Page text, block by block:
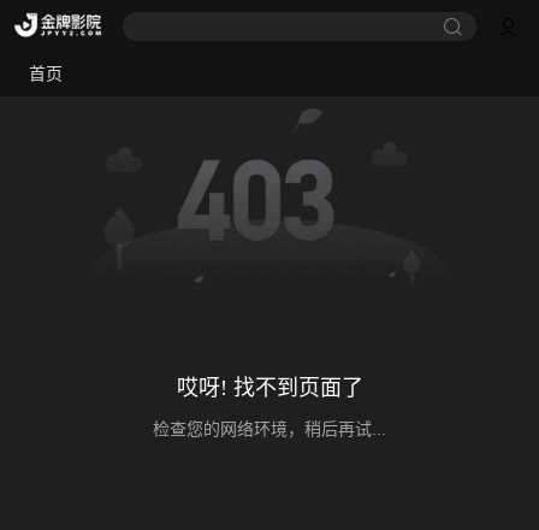
首页
哎呀! 找不到页面了
检查您的网络环境，稍后再试...